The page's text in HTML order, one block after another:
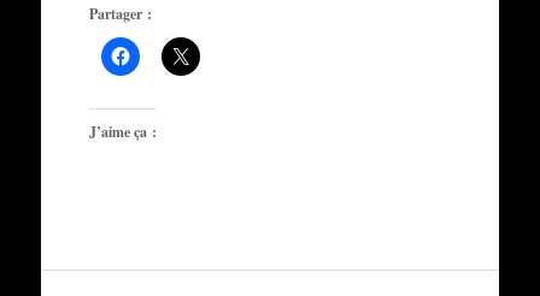
Partager :
J’aime ça :